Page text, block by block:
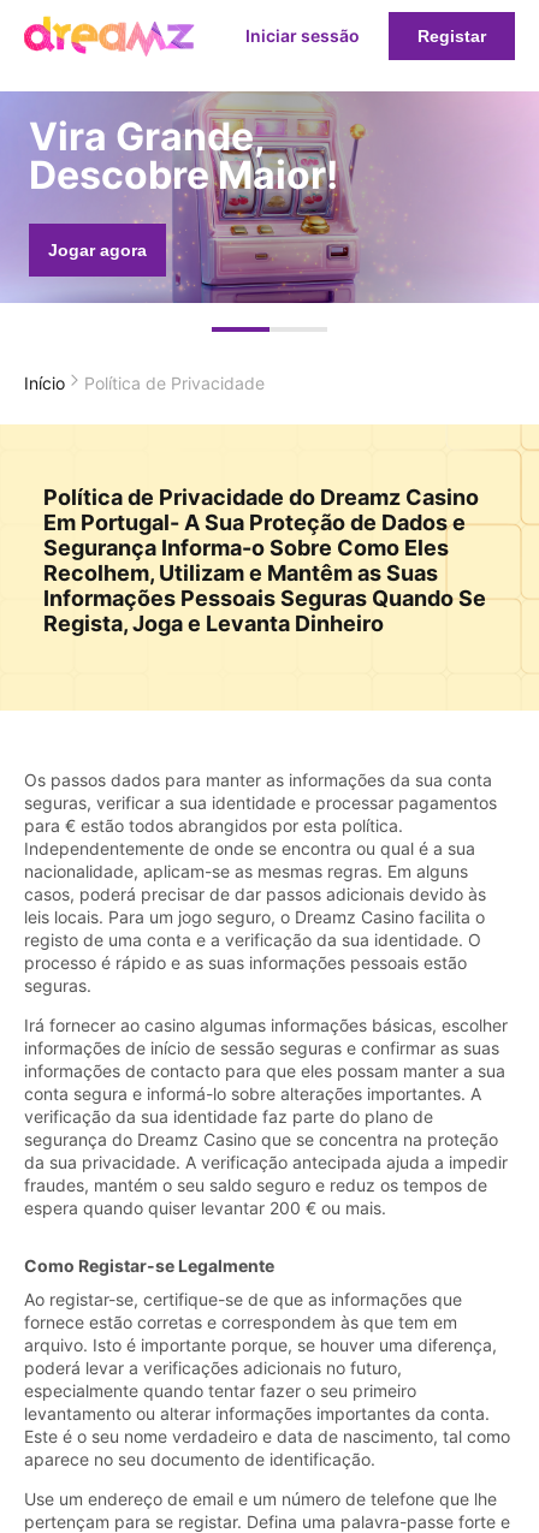
Iniciar sessão Registar
Vira Grande,
Descobre Maior!
Jogar agora
Início Política de Privacidade
Política de Privacidade do Dreamz Casino
Em Portugal- A Sua Proteção de Dados e
Segurança Informa-o Sobre Como Eles
Recolhem, Utilizam e Mantêm as Suas
Informações Pessoais Seguras Quando Se
Regista, Joga e Levanta Dinheiro
Os passos dados para manter as informações da sua conta
seguras, verificar a sua identidade e processar pagamentos
para € estão todos abrangidos por esta política.
Independentemente de onde se encontra ou qual é a sua
nacionalidade, aplicam-se as mesmas regras. Em alguns
casos, poderá precisar de dar passos adicionais devido às
leis locais. Para um jogo seguro, o Dreamz Casino facilita o
registo de uma conta e a verificação da sua identidade. O
processo é rápido e as suas informações pessoais estão
seguras.
Irá fornecer ao casino algumas informações básicas, escolher
informações de início de sessão seguras e confirmar as suas
informações de contacto para que eles possam manter a sua
conta segura e informá-lo sobre alterações importantes. A
verificação da sua identidade faz parte do plano de
segurança do Dreamz Casino que se concentra na proteção
da sua privacidade. A verificação antecipada ajuda a impedir
fraudes, mantém o seu saldo seguro e reduz os tempos de
espera quando quiser levantar 200 € ou mais.
Como Registar-se Legalmente
Ao registar-se, certifique-se de que as informações que
fornece estão corretas e correspondem às que tem em
arquivo. Isto é importante porque, se houver uma diferença,
poderá levar a verificações adicionais no futuro,
especialmente quando tentar fazer o seu primeiro
levantamento ou alterar informações importantes da conta.
Este é o seu nome verdadeiro e data de nascimento, tal como
aparece no seu documento de identificação.
Use um endereço de email e um número de telefone que lhe
pertençam para se registar. Defina uma palavra-passe forte e